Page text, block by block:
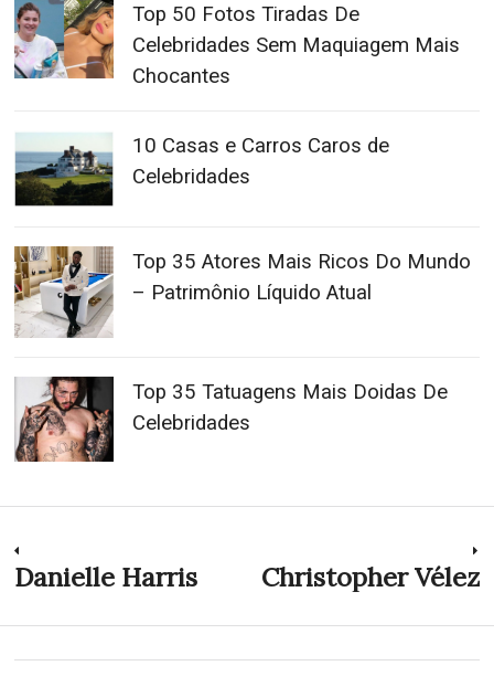
Top 50 Fotos Tiradas De
Celebridades Sem Maquiagem Mais
Chocantes
10 Casas e Carros Caros de
Celebridades
Top 35 Atores Mais Ricos Do Mundo
– Patrimônio Líquido Atual
Top 35 Tatuagens Mais Doidas De
Celebridades
Navegação
de
Previous
Danielle Harris Christopher Vélez